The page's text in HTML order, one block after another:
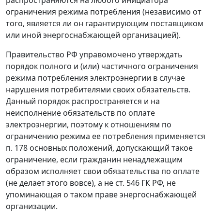
ограничения режима потребления (независимо от
того, является ли он гарантирующим поставщиком
или иной энергоснабжающей организацией).
Правительство РФ управомочено утверждать
порядок полного и (или) частичного ограничения
режима потребления электроэнергии в случае
нарушения потребителями своих обязательств.
Данный порядок распространяется и на
неисполнение обязательств по оплате
электроэнергии, поэтому к отношениям по
ограничению режима ее потребления применяется
п. 178 основных положений, допускающий такое
ограничение, если гражданин ненадлежащим
образом исполняет свои обязательства по оплате
(не делает этого вовсе), а не ст. 546 ГК РФ, не
упоминающая о таком праве энергоснабжающей
организации.